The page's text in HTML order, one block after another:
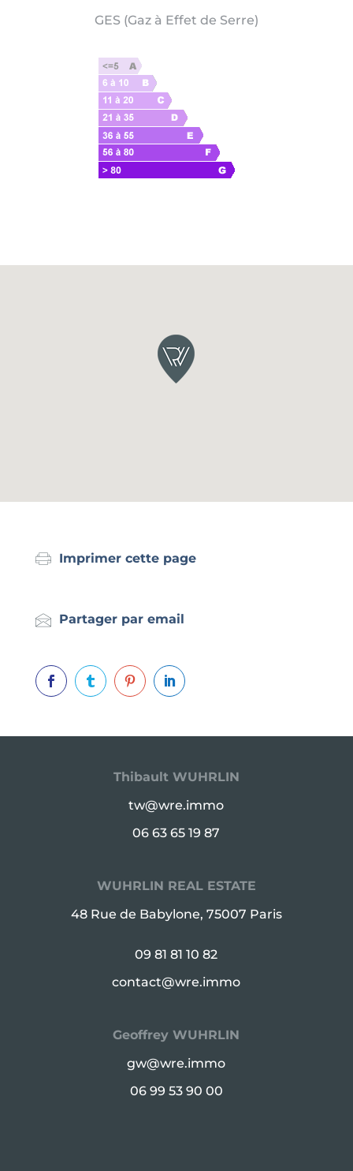
GES (Gaz à Effet de Serre)
Imprimer cette page
Partager par email
   
Thibault WUHRLIN
tw@wre.immo
06 63 65 19 87
WUHRLIN REAL ESTATE
48 Rue de Babylone, 75007 Paris
09 81 81 10 82
contact@wre.immo
Geoffrey WUHRLIN
gw@wre.immo
06 99 53 90 00